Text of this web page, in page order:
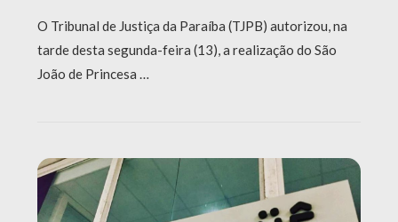
O Tribunal de Justiça da Paraíba (TJPB) autorizou, na
tarde desta segunda-feira (13), a realização do São
João de Princesa …